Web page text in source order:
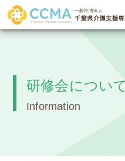
研修会につい
Information